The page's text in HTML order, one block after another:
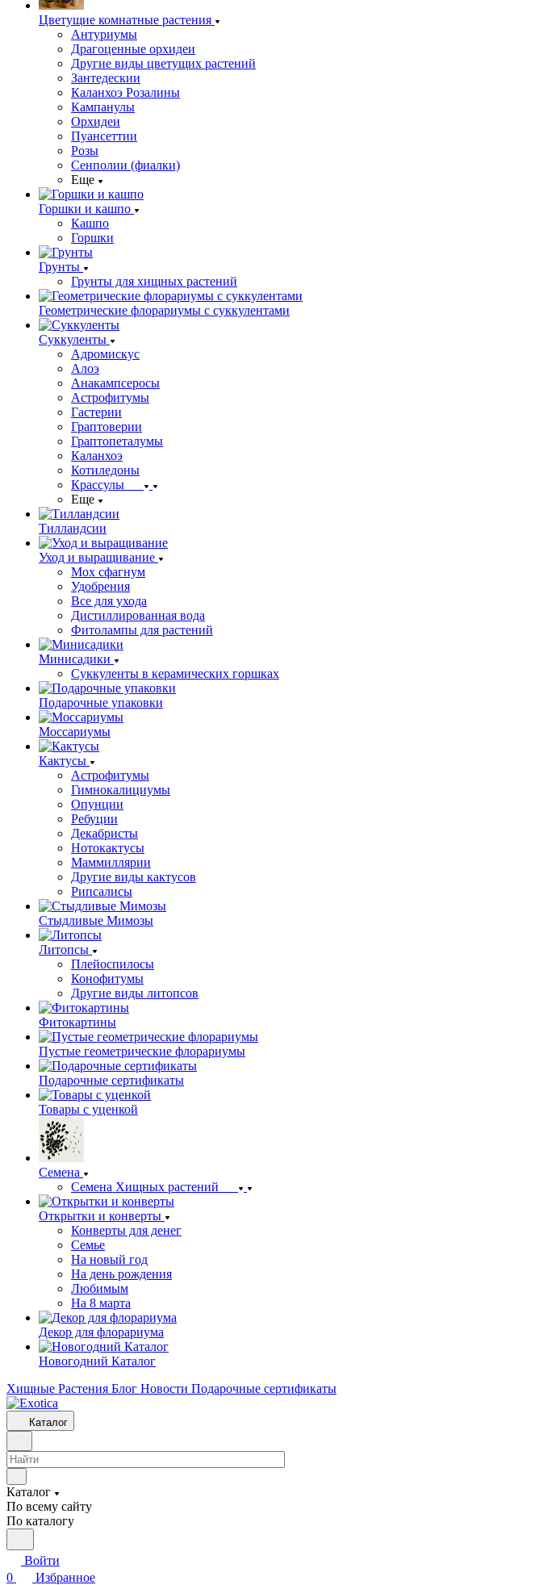
Цветущие комнатные растения
Антуриумы
Драгоценные орхидеи
Другие виды цветущих растений
Зантедескии
Каланхоэ Розалины
Кампанулы
Орхидеи
Пуансеттии
Розы
Сенполии (фиалки)
Еще
Горшки и кашпо
Кашпо
Горшки
Грунты
Грунты для хищных растений
Геометрические флорариумы с суккулентами
Суккуленты
Адромискус
Алоэ
Анакампсеросы
Астрофитумы
Гастерии
Граптоверии
Граптопеталумы
Каланхоэ
Котиледоны
Крассулы
Еще
Тилландсии
Уход и выращивание
Мох сфагнум
Удобрения
Все для ухода
Дистиллированная вода
Фитолампы для растений
Минисадики
Суккуленты в керамических горшках
Подарочные упаковки
Моссариумы
Кактусы
Астрофитумы
Гимнокалициумы
Опунции
Ребуции
Декабристы
Нотокактусы
Маммиллярии
Другие виды кактусов
Рипсалисы
Стыдливые Мимозы
Литопсы
Плейоспилосы
Конофитумы
Другие виды литопсов
Фитокартины
Пустые геометрические флорариумы
Подарочные сертификаты
Товары с уценкой
Семена
Семена Хищных растений
Открытки и конверты
Конверты для денег
Семье
На новый год
На день рождения
Любимым
На 8 марта
Декор для флорариума
Новогодний Каталог
Хищные Растения Блог Новости Подарочные сертификаты
Каталог
Каталог
По всему сайту
По каталогу
Войти
0
Избранное